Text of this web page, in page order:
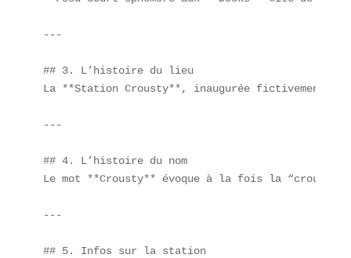
---
## 3. L’histoire du lieu
La **Station Crousty**, inaugurée fictivement
---
## 4. L’histoire du nom
Le mot **Crousty** évoque à la fois la
---
## 5. Infos sur la station